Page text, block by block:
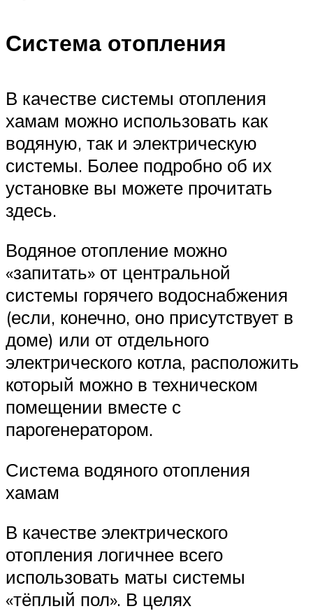
Система отопления
В качестве системы отопления
хамам можно использовать как
водяную, так и электрическую
системы. Более подробно об их
установке вы можете прочитать
здесь.
Водяное отопление можно
«запитать» от центральной
системы горячего водоснабжения
(если, конечно, оно присутствует в
доме) или от отдельного
электрического котла, расположить
который можно в техническом
помещении вместе с
парогенератором.
Система водяного отопления
хамам
В качестве электрического
отопления логичнее всего
использовать маты системы
«тёплый пол». В целях